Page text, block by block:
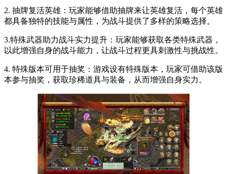
2. 抽牌复活英雄：玩家能够借助抽牌来让英雄复活，每个英雄
都具备独特的技能与属性，为战斗提供了多样的策略选择。
3.特殊武器助力战斗实力提升：玩家能够获取各类特殊武器，
以此增强自身的战斗能力，让战斗过程更具刺激性与挑战性。
4. 特殊版本可用于抽奖：游戏设有特殊版本，玩家可借助该版
本参与抽奖，获取珍稀道具与装备，从而增强自身实力。